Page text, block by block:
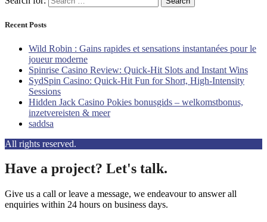
Recent Posts
Wild Robin : Gains rapides et sensations instantanées pour le
joueur moderne
Spinrise Casino Review: Quick‑Hit Slots and Instant Wins
SydSpin Casino: Quick‑Hit Fun for Short, High‑Intensity
Sessions
Hidden Jack Casino Pokies bonusgids – welkomstbonus,
inzetvereisten & meer
saddsa
All rights reserved.
Have a project? Let's talk.
Give us a call or leave a message, we endeavour to answer all
enquiries within 24 hours on business days.